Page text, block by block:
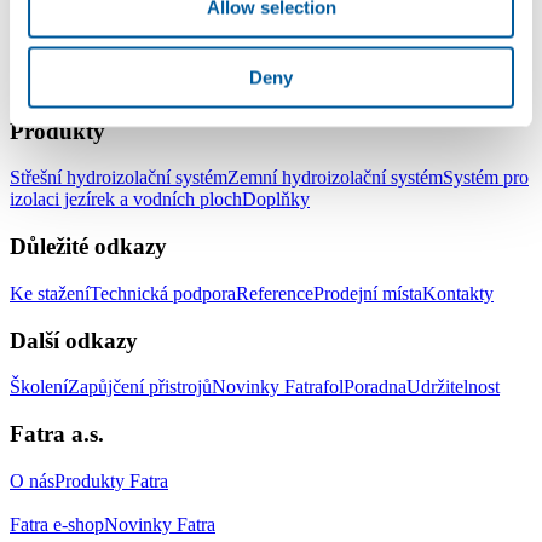
Allow selection
Deny
YouTube
Produkty
Střešní hydroizolační systémZemní hydroizolační systémSystém pro
izolaci jezírek a vodních plochDoplňky
Důležité odkazy
Ke staženíTechnická podporaReferenceProdejní místaKontakty
Další odkazy
ŠkoleníZapůjčení přistrojůNovinky FatrafolPoradnaUdržitelnost
Fatra a.s.
O násProdukty Fatra
Fatra e-shopNovinky Fatra